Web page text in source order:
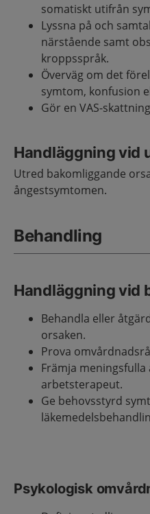
somatiskt utifrån
Lyssna på och
närstående samt
kroppsspråk.
Överväg om det
symtom, konfusion
Gör en VAS-
Handläggning vid
Utred bakomliggande
ångestsymtomen.
Behandling
Handläggning vid
Behandla eller
orsaken.
Prova
Främja
arbetsterapeut.
Ge behovsstyrd
Psykologisk